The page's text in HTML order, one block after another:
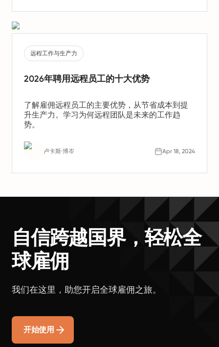
远程工作与生产力
2026年聘用远程员工的十大优势
了解雇佣远程员工的主要优势，从节省成本到提
升生产力。学习为何远程团队是未来的工作趋
势。
卢卡斯·博岑 Apr 18, 2024
自信跨越国界，轻松全
球雇佣
我们在这里，助您开启全球雇佣之旅。
开始使用